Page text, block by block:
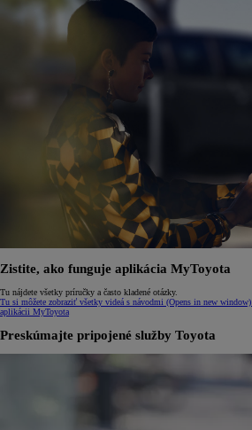
Zistite, ako funguje aplikácia MyToyota
Tu nájdete všetky príručky a často kladené otázky.
Tu si môžete zobraziť všetky videá s návodmi (Opens in new window)
aplikácii MyToyota
Preskúmajte pripojené služby Toyota